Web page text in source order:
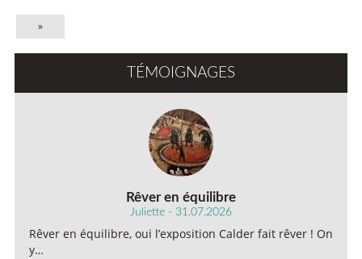
»
TÉMOIGNAGES
Rêver en équilibre
Juliette - 31.07.2026
Rêver en équilibre, oui l’exposition Calder fait rêver ! On
y…